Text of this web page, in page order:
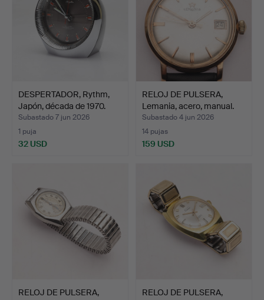
DESPERTADOR, Rythm,
Japón, década de 1970.
Subastado 7 jun 2026
1 puja
32 USD
RELOJ DE PULSERA,
Lemania, acero, manual.
Subastado 4 jun 2026
14 pujas
159 USD
RELOJ DE PULSERA,
RELOJ DE PULSERA,